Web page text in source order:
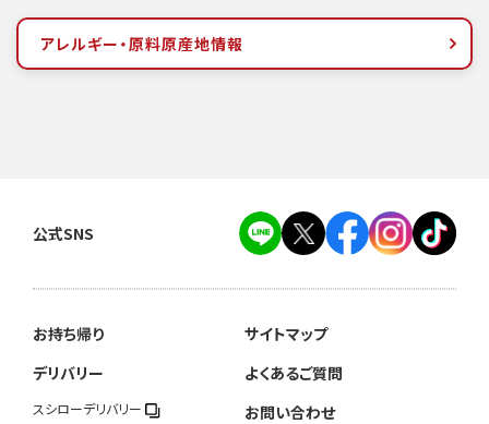
アレルギー・原料原産地情報
公式SNS
お持ち帰り
デリバリー
スシローデリバリー
サイトマップ
よくあるご質問
お問い合わせ